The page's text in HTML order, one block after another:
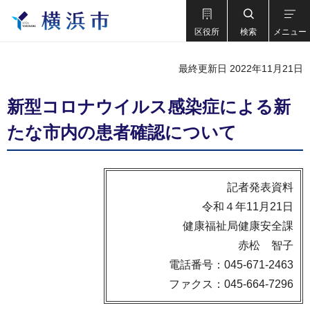
区役所 検索 メニュー
最終更新日 2022年11月21日
新型コロナウイルス感染症による新
たな市内の患者確認について
記者発表資料
令和４年11月21日
健康福祉局健康安全課
赤松 智子
電話番号：045-671-2463
ファクス：045-664-7296